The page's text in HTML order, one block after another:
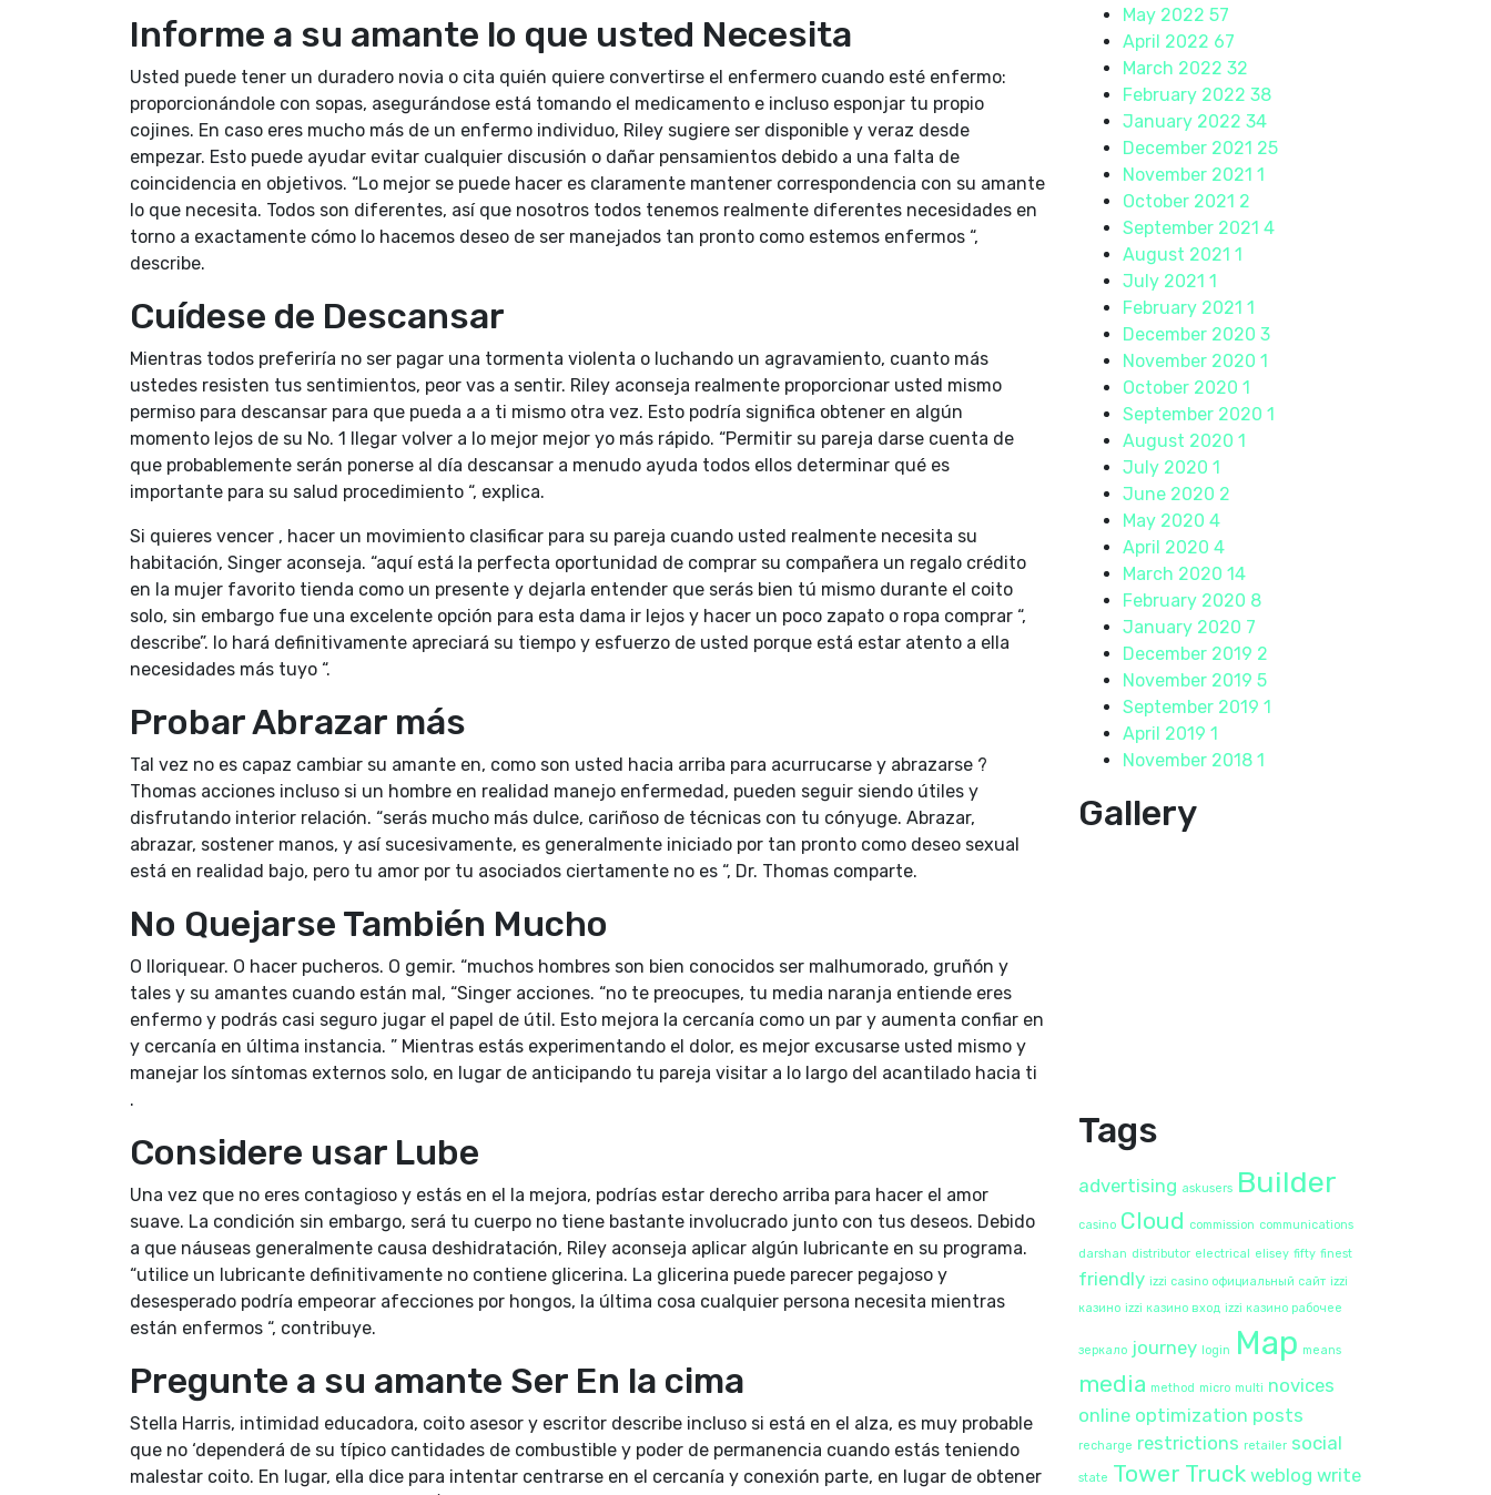
Informe a su amante lo que usted Necesita
Usted puede tener un duradero novia o cita quién quiere convertirse el enfermero cuando esté enfermo:
proporcionándole con sopas, asegurándose está tomando el medicamento e incluso esponjar tu propio
cojines. En caso eres mucho más de un enfermo individuo, Riley sugiere ser disponible y veraz desde
empezar. Esto puede ayudar evitar cualquier discusión o dañar pensamientos debido a una falta de
coincidencia en objetivos. “Lo mejor se puede hacer es claramente mantener correspondencia con su amante
lo que necesita. Todos son diferentes, así que nosotros todos tenemos realmente diferentes necesidades en
torno a exactamente cómo lo hacemos deseo de ser manejados tan pronto como estemos enfermos “,
describe.
Cuídese de Descansar
Mientras todos preferiría no ser pagar una tormenta violenta o luchando un agravamiento, cuanto más
ustedes resisten tus sentimientos, peor vas a sentir. Riley aconseja realmente proporcionar usted mismo
permiso para descansar para que pueda a a ti mismo otra vez. Esto podría significa obtener en algún
momento lejos de su No. 1 llegar volver a lo mejor mejor yo más rápido. “Permitir su pareja darse cuenta de
que probablemente serán ponerse al día descansar a menudo ayuda todos ellos determinar qué es
importante para su salud procedimiento “, explica.
Si quieres vencer , hacer un movimiento clasificar para su pareja cuando usted realmente necesita su
habitación, Singer aconseja. “aquí está la perfecta oportunidad de comprar su compañera un regalo crédito
en la mujer favorito tienda como un presente y dejarla entender que serás bien tú mismo durante el coito
solo, sin embargo fue una excelente opción para esta dama ir lejos y hacer un poco zapato o ropa comprar “,
describe”. lo hará definitivamente apreciará su tiempo y esfuerzo de usted porque está estar atento a ella
necesidades más tuyo “.
Probar Abrazar más
Tal vez no es capaz cambiar su amante en, como son usted hacia arriba para acurrucarse y abrazarse ?
Thomas acciones incluso si un hombre en realidad manejo enfermedad, pueden seguir siendo útiles y
disfrutando interior relación. “serás mucho más dulce, cariñoso de técnicas con tu cónyuge. Abrazar,
abrazar, sostener manos, y así sucesivamente, es generalmente iniciado por tan pronto como deseo sexual
está en realidad bajo, pero tu amor por tu asociados ciertamente no es “, Dr. Thomas comparte.
No Quejarse También Mucho
O lloriquear. O hacer pucheros. O gemir. “muchos hombres son bien conocidos ser malhumorado, gruñón y
tales y su amantes cuando están mal, “Singer acciones. “no te preocupes, tu media naranja entiende eres
enfermo y podrás casi seguro jugar el papel de útil. Esto mejora la cercanía como un par y aumenta confiar en
y cercanía en última instancia. ” Mientras estás experimentando el dolor, es mejor excusarse usted mismo y
manejar los síntomas externos solo, en lugar de anticipando tu pareja visitar a lo largo del acantilado hacia ti
.
Considere usar Lube
Una vez que no eres contagioso y estás en el la mejora, podrías estar derecho arriba para hacer el amor
suave. La condición sin embargo, será tu cuerpo no tiene bastante involucrado junto con tus deseos. Debido
a que náuseas generalmente causa deshidratación, Riley aconseja aplicar algún lubricante en su programa.
“utilice un lubricante definitivamente no contiene glicerina. La glicerina puede parecer pegajoso y
desesperado podría empeorar afecciones por hongos, la última cosa cualquier persona necesita mientras
están enfermos “, contribuye.
Pregunte a su amante Ser En la cima
Stella Harris, intimidad educadora, coito asesor y escritor describe incluso si está en el alza, es muy probable
que no ‘dependerá de su típico cantidades de combustible y poder de permanencia cuando estás teniendo
malestar coito. En lugar, ella dice para intentar centrarse en el cercanía y conexión parte, en lugar de obtener
May 2022 57
April 2022 67
March 2022 32
February 2022 38
January 2022 34
December 2021 25
November 2021 1
October 2021 2
September 2021 4
August 2021 1
July 2021 1
February 2021 1
December 2020 3
November 2020 1
October 2020 1
September 2020 1
August 2020 1
July 2020 1
June 2020 2
May 2020 4
April 2020 4
March 2020 14
February 2020 8
January 2020 7
December 2019 2
November 2019 5
September 2019 1
April 2019 1
November 2018 1
Gallery
Tags
advertising askusers Builder
casino Cloud commission communications
darshan distributor electrical elisey fifty finest
friendly izzi casino официальный сайт izzi
казино izzi казино вход izzi казино рабочее
зеркало journey login Map means
media method micro multi novices
online optimization posts
recharge restrictions retailer social
state Tower Truck weblog write